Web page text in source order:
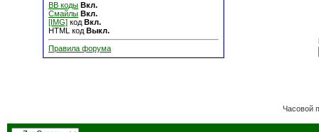
BB коды Вкл.
Смайлы Вкл.
[IMG] код Вкл.
HTML код Выкл.
Правила форума
Часовой